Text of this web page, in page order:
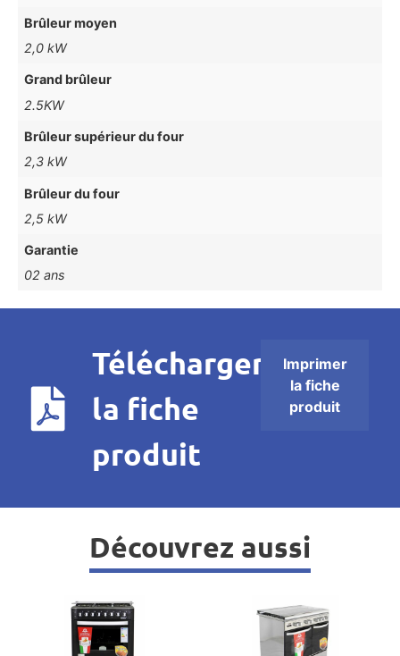
Brûleur moyen
2,0 kW
Grand brûleur
2.5KW
Brûleur supérieur du four
2,3 kW
Brûleur du four
2,5 kW
Garantie
02 ans
Télécharger
la fiche
produit
Imprimer
la fiche
produit
Découvrez aussi